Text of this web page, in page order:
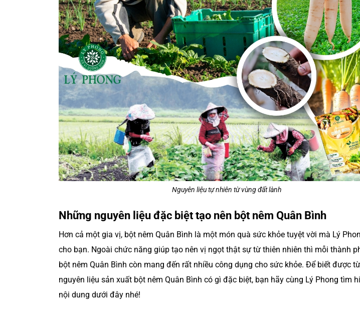
Nguyên liệu tự nhiên từ vùng đất lành
Những nguyên liệu đặc biệt tạo nên bột nêm Quân Bình
Hơn cả một gia vị, bột nêm Quân Bình là một món quà sức khỏe tuyệt vời mà Lý
cho bạn. Ngoài chức năng giúp tạo nên vị ngọt thật sự từ thiên nhiên thì mỗi thành
bột nêm Quân Bình còn mang đến rất nhiều công dụng cho sức khỏe. Để biết được
nguyên liệu sản xuất bột nêm Quân Bình có gì đặc biệt, bạn hãy cùng Lý Phong tìm
nội dung dưới đây nhé!